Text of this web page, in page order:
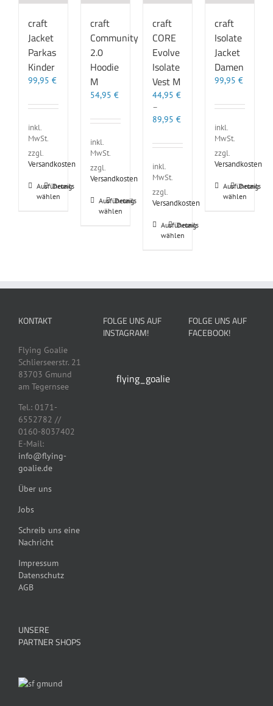
craft
Jacket
Parkas
Kinder
99,95 €
inkl.
MwSt.
zzgl.
Versandkosten
Ausführung
wählen
Dieses
Produkt
Produktseite
werden
Details
craft
Community
2.0
Hoodie
M
54,95 €
inkl.
MwSt.
zzgl.
Versandkosten
Ausführung
wählen
Dieses
Produkt
Optionen
der
Produktseite
Details
craft
CORE
Evolve
Isolate
Vest M
44,95 €
–
89,95 €
inkl.
MwSt.
zzgl.
Versandkosten
Ausführung
wählen
Dieses
Produkt
auf.
können
werden
Details
craft
Isolate
Jacket
Damen
99,95 €
inkl.
MwSt.
zzgl.
Versandkosten
Ausführung
wählen
Dieses
Produkt
gewählt
Details
KONTAKT
Flying Goalie
Schlierseerstr. 21
83703 Gmund
am Tegernsee
Tel.: 0171-
6552782 //
0160-8037402
E-Mail:
info@flying-
goalie.de
Über uns
Jobs
Schreib uns eine
Nachricht
Impressum
Datenschutz
AGB
UNSERE
PARTNER SHOPS
FOLGE UNS AUF
INSTAGRAM!
flying_goalie
FOLGE UNS AUF
FACEBOOK!